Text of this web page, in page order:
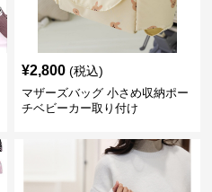
¥2,800 (税込)
マザーズバッグ 小さめ収納ポー
チベビーカー取り付け